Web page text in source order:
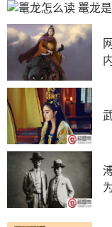
膨胀又没了，就这
器久而久之就会变
的，也会出现彩绘